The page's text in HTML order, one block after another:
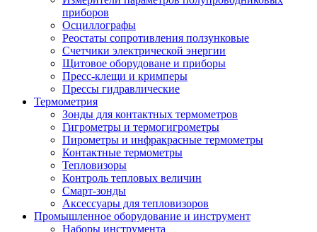
приборов
Осциллографы
Реостаты сопротивления ползунковые
Счетчики электрической энергии
Щитовое оборудоване и приборы
Пресс-клещи и кримперы
Прессы гидравлические
Термометрия
Зонды для контактных термометров
Гигрометры и термогигрометры
Пирометры и инфракрасные термометры
Контактные термометры
Тепловизоры
Контроль тепловых величин
Смарт-зонды
Аксессуары для тепловизоров
Промышленное оборудование и инструмент
Наборы инструмента